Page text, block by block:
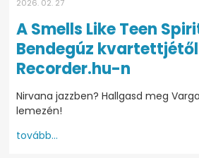
2026. 02. 27
A Smells Like Teen
Bendegúz
Recorder.hu-n
Nirvana jazzben? Hallgasd meg
lemezén!
tovább...